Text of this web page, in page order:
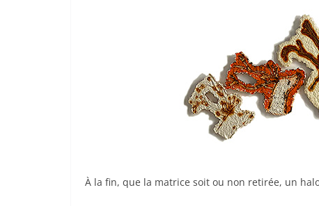
À la fin, que la matrice soit ou non retirée, un